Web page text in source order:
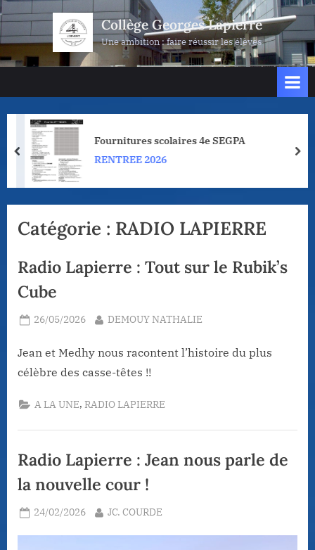
Skip
to
content
Collège Georges Lapierre
Une ambition : faire réussir les élèves
Fournitures scolaires 4e SEGPA
RENTREE 2026
prev
Catégorie : RADIO LAPIERRE
Radio Lapierre : Tout sur le Rubik’s
Cube
Posted
26/05/2026 By
DEMOUY NATHALIE
Jean et Medhy nous racontent l’histoire du plus
célèbre des casse-têtes !!
A LA UNE,RADIO LAPIERRE
Radio Lapierre : Jean nous parle de
la nouvelle cour !
Posted
24/02/2026 By
JC. COURDE